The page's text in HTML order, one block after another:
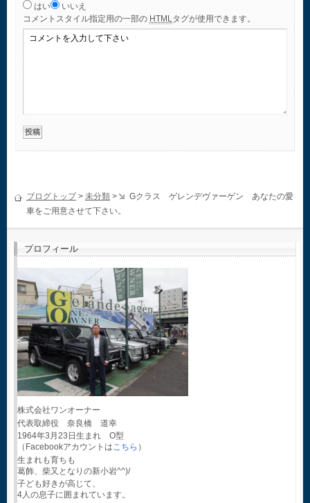
はい
いいえ
コメント スタイル指定用の一部の HTMLタグが使用できます。
ブログトップ> 未分類 >
Gクラス ゲレンデヴァーゲン あなたの愛
車をご用意させて下さい。
プロフィール
株式会社ワンオーナー
代表取締役 奈良橋 道幸
1964年3月23日生まれ O型
（Facebookアカウントはこちら ）
生まれも育ちも
葛飾、柴又となりの新小岩^^)/
子ども好きが高じて、
4人の息子に囲まれています。